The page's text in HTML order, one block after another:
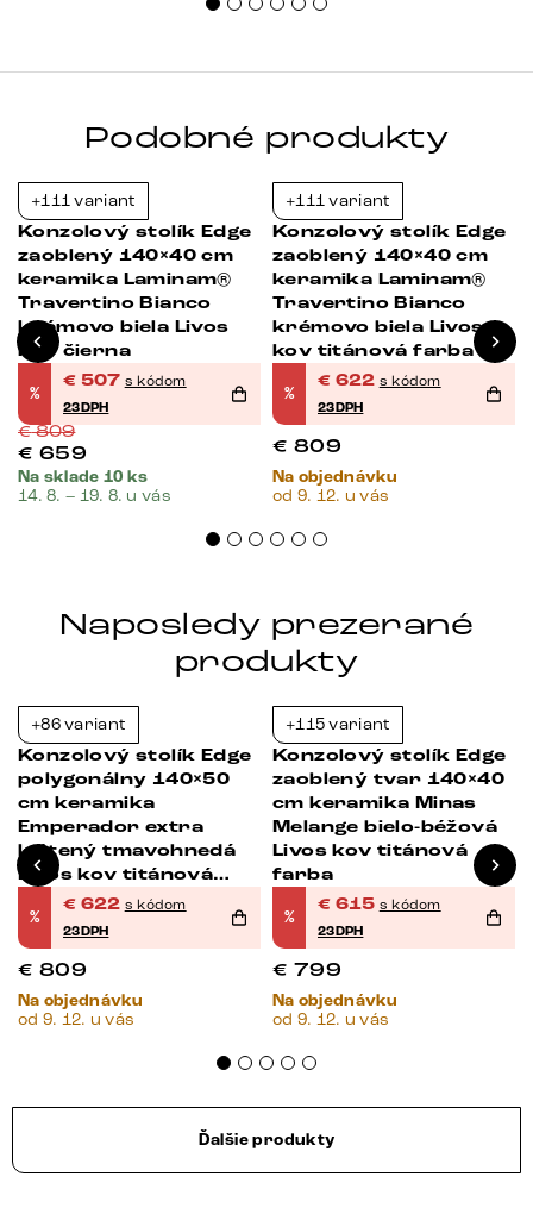
Podobné produkty
+111 variant
Konzolový stolík Edge
zaoblený 140×40 cm
keramika Laminam®
Travertino Bianco
krémovo biela Livos
kov čierna
%
€ 507 s kódom
23DPH
€809
€ 659
Na sklade 10 ks
14. 8. – 19. 8. u vás
+111 variant
Konzolový stolík Edge
zaoblený 140×40 cm
keramika Laminam®
Travertino Bianco
krémovo biela Livos
kov titánová farba
%
€ 622 s kódom
23DPH
€ 809
Na objednávku
od 9. 12. u vás
Naposledy prezerané
produkty
+86 variant
Konzolový stolík Edge
polygonálny 140×50
cm keramika
Emperador extra
leštený tmavohnedá
Livos kov titánová
farba
%
€ 622 s kódom
23DPH
€ 809
Na objednávku
od 9. 12. u vás
+115 variant
Konzolový stolík Edge
zaoblený tvar 140×40
cm keramika Minas
Melange bielo-béžová
Livos kov titánová
farba
%
€ 615 s kódom
23DPH
€ 799
Na objednávku
od 9. 12. u vás
Ďalšie produkty